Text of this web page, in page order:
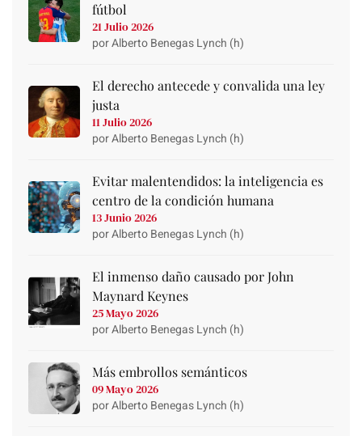
fútbol
21 Julio 2026
por Alberto Benegas Lynch (h)
El derecho antecede y convalida una ley
justa
11 Julio 2026
por Alberto Benegas Lynch (h)
Evitar malentendidos: la inteligencia es
centro de la condición humana
13 Junio 2026
por Alberto Benegas Lynch (h)
El inmenso daño causado por John
Maynard Keynes
25 Mayo 2026
por Alberto Benegas Lynch (h)
Más embrollos semánticos
09 Mayo 2026
por Alberto Benegas Lynch (h)